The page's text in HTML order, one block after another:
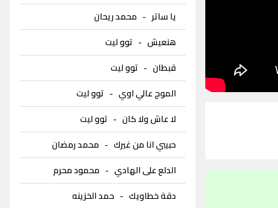
يا ساتر - محمد ريحان
هنعيش- توو ليت
قبطان- توو ليت
الموج عالي اوي- توو ليت
لا عاش ولا كان- توو ليت
حبيبي انا من غيرك- محمد رمضان
الدلع على الهادي- محمود محرم
دقة خطاويك- حمد الخزينه